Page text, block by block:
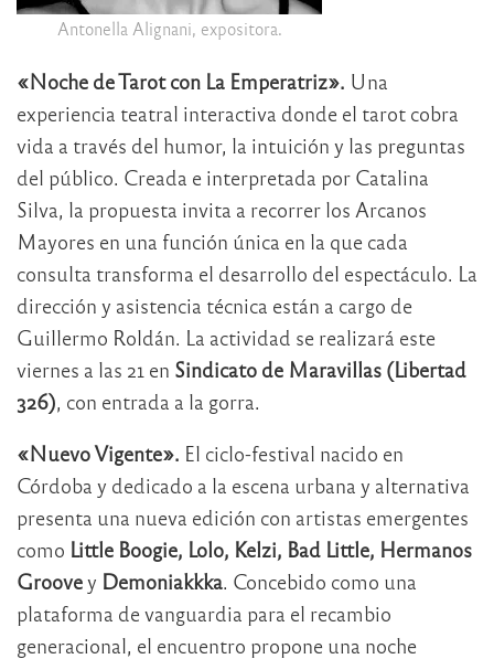
Antonella Alignani, expositora.
«Noche de Tarot con La Emperatriz». Una
experiencia teatral interactiva donde el tarot cobra
vida a través del humor, la intuición y las preguntas
del público. Creada e interpretada por Catalina
Silva, la propuesta invita a recorrer los Arcanos
Mayores en una función única en la que cada
consulta transforma el desarrollo del espectáculo. La
dirección y asistencia técnica están a cargo de
Guillermo Roldán. La actividad se realizará este
viernes a las 21 en Sindicato de Maravillas (Libertad
326), con entrada a la gorra.
«Nuevo Vigente». El ciclo-festival nacido en
Córdoba y dedicado a la escena urbana y alternativa
presenta una nueva edición con artistas emergentes
como Little Boogie, Lolo, Kelzi, Bad Little, Hermanos
Groovey Demoniakkka. Concebido como una
plataforma de vanguardia para el recambio
generacional, el encuentro propone una noche